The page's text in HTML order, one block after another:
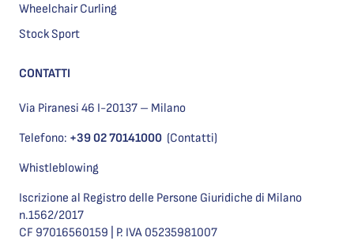
Wheelchair Curling
Stock Sport
CONTATTI
Via Piranesi 46 I-20137 – Milano
Telefono: +39 02 70141000 (Contatti)
Whistleblowing
Iscrizione al Registro delle Persone Giuridiche di Milano
n.1562/2017
CF 97016560159 | P. IVA 05235981007